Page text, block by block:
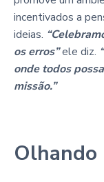
incentivados a
ideias.
os erros”ele diz.
onde todos
missão.”